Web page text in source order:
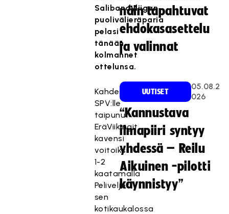
Salibandyliigan
puolivälieräparia
pelasi
tänään
kolmannet
ottelunsa.
Kahdesti
SPV:lle
taipunut
EräViikingit
kavensi
voitoiksi
1-2
kaatamalla
Peliveljet
sen
kotikaukalossa
näin tapahtuvat
ehdokasasettelu
ja valinnat
UUTISET
05.08.2
026
“Kannustava
ilmapiiri syntyy
yhdessä – Reilu
Aikuinen -pilotti
käynnistyy”